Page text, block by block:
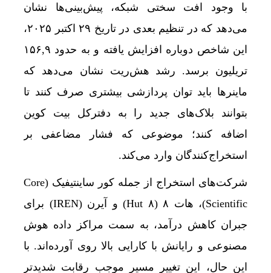
با وجود افت سختی شبکه، پیش‌بینی‌ها نشان
می‌دهد که در تنظیم بعدی در تاریخ ۲۹ اکتبر ۲۰۲۵،
این شاخص دوباره افزایش یافته و به حدود ۱۵۶,۹
تریلیون برسد. رشد هش‌ریت نشان می‌دهد که
ماینرها باید توان پردازشی بیشتری صرف کنند تا
بتوانند بلاک‌های جدید را به دفترکل بیت‌ کوین
اضافه کنند؛ موضوعی که فشار مضاعفی بر
استخراج‌کنندگان وارد می‌کند.
شرکت‌های استخراج از جمله کور ساینتیفیک (Core
Scientific)، هات ۸ (Hut ۸) و آیرن (IREN) برای
جبران کاهش درآمد، به سمت مراکز داده هوش
مصنوعی و رایانش با کارایی بالا روی آورده‌اند. با
این حال، این تغییر مسیر موجب رقابت شدیدتر